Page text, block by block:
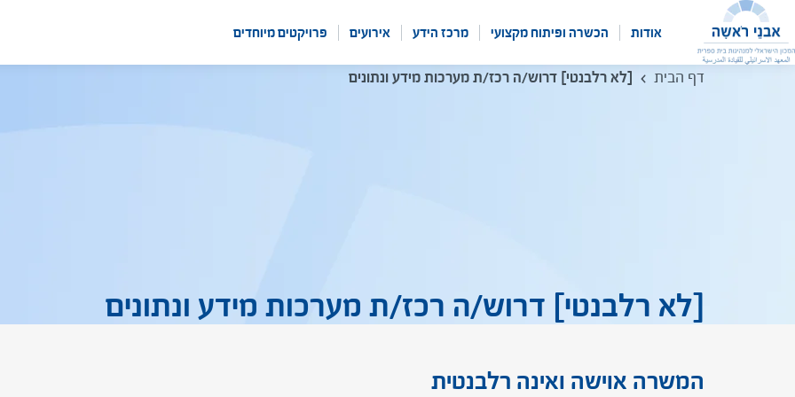
אודות הכשרה ופיתוח מקצועי מרכז הידע אירועים פרויקטים מיוחדים
דף הבית [לא רלבנטי] דרוש/ה רכז/ת מערכות מידע ונתונים
[לא רלבנטי] דרוש/ה רכז/ת מערכות מידע ונתונים
המשרה אוישה ואינה רלבנטית